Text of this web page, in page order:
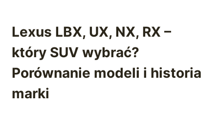
Lexus LBX, UX, NX, RX –
który SUV wybrać?
Porównanie modeli i historia
marki